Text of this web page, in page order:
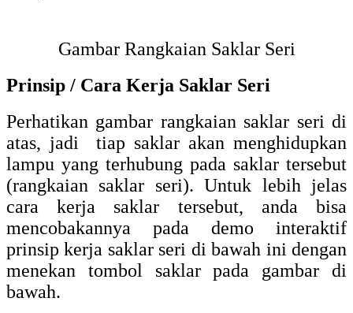
Gambar Rangkaian Saklar Seri
Prinsip / Cara Kerja Saklar Seri
Perhatikan gambar rangkaian saklar seri di
atas, jadi tiap saklar akan menghidupkan
lampu yang terhubung pada saklar tersebut
(rangkaian saklar seri). Untuk lebih jelas
cara kerja saklar tersebut, anda bisa
mencobakannya pada demo interaktif
prinsip kerja saklar seri di bawah ini dengan
menekan tombol saklar pada gambar di
bawah.